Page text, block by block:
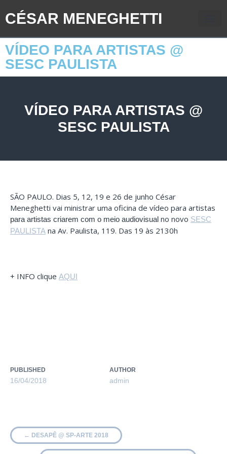
CÉSAR MENEGHETTI
VÍDEO PARA ARTISTAS @
SESC PAULISTA
VÍDEO PARA ARTISTAS @
SESC PAULISTA
SÃO PAULO. Dias 5, 12, 19 e 26 de junho César
Meneghetti vai ministrar uma oficina de vídeo para artistas
para artistas criarem com o meio audiovisual no novo SESC
PAULISTA na Av. Paulista, 119. Das 19 às 2130h
+ INFO clique AQUI
PUBLISHED
16/04/2018
AUTHOR
admin
← DESAPÊ @ SP-ARTE 2018